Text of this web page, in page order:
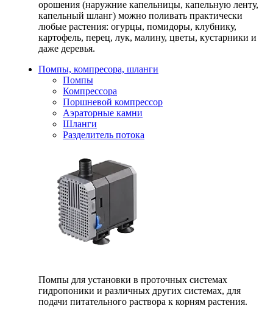
орошения (наружние капельницы, капельную ленту,
капельный шланг) можно поливать практически
любые растения: огурцы, помидоры, клубнику,
картофель, перец, лук, малину, цветы, кустарники и
даже деревья.
Помпы, компресора, шланги
Помпы
Компрессора
Поршневой компрессор
Аэраторные камни
Шланги
Разделитель потока
Помпы для установки в проточных системах
гидропоники и различных других системах, для
подачи питательного раствора к корням растения.